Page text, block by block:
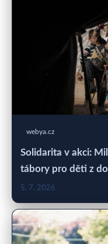
webya.cz
Solidarita v akci:
tábory pro děti z
5. 7. 2026